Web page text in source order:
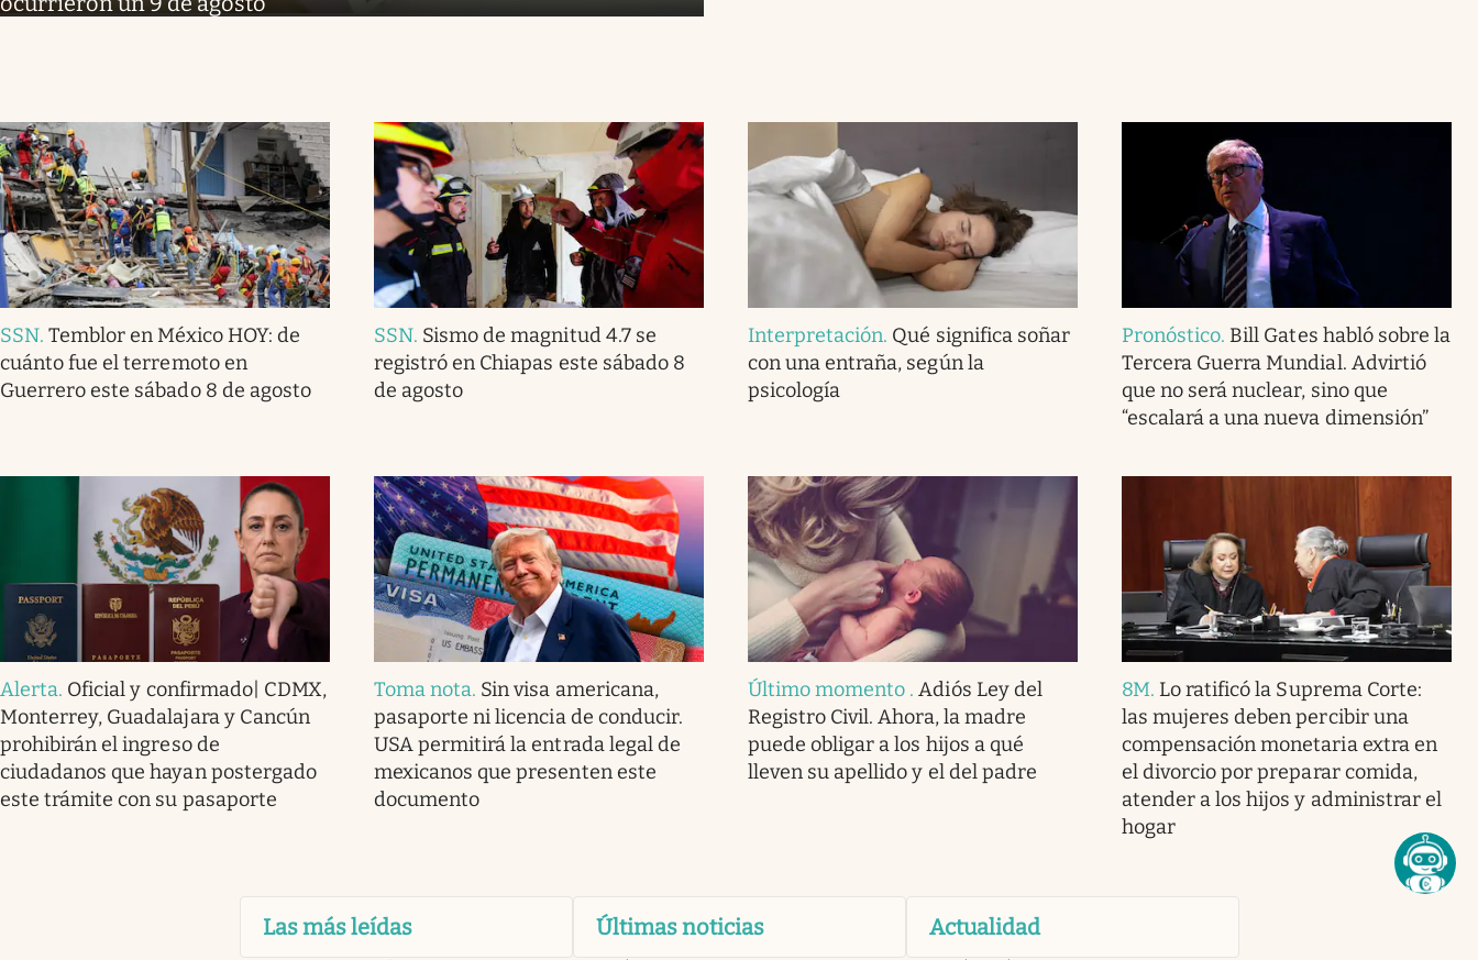
SSN.Temblor en México HOY: de
cuánto fue el terremoto en
Guerrero este sábado 8 de agosto
SSN. Sismo de magnitud 4.7 se
registró en Chiapas este sábado 8
de agosto
Interpretación. Qué significa soñar
con una entraña, según la
psicología
Pronóstico. Bill Gates habló sobre la
Tercera Guerra Mundial. Advirtió
que no será nuclear, sino que
“escalará a una nueva dimensión”
Alerta. Oficial y confirmado| CDMX,
Monterrey, Guadalajara y Cancún
prohibirán el ingreso de
ciudadanos que hayan postergado
este trámite con su pasaporte
Toma nota. Sin visa americana,
pasaporte ni licencia de conducir.
USA permitirá la entrada legal de
mexicanos que presenten este
documento
Último momento .Adiós Ley del
Registro Civil. Ahora, la madre
puede obligar a los hijos a qué
lleven su apellido y el del padre
8M. Lo ratificó la Suprema Corte:
las mujeres deben percibir una
compensación monetaria extra en
el divorcio por preparar comida,
atender a los hijos y administrar el
hogar
Las más leídas Últimas noticias Actualidad